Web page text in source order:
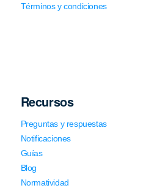
Términos y condiciones
Recursos
Preguntas y respuestas
Notificaciones
Guías
Blog
Normatividad